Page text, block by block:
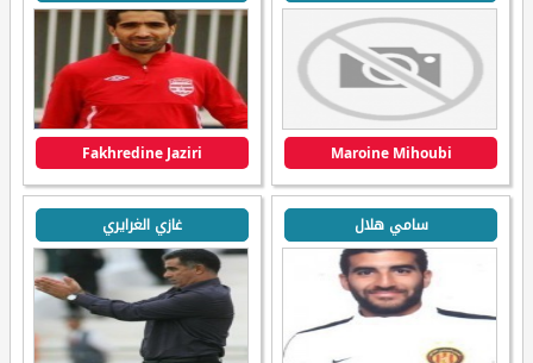
Maroine Mihoubi
Fakhredine Jaziri
سامي هلال غازي الغرايري